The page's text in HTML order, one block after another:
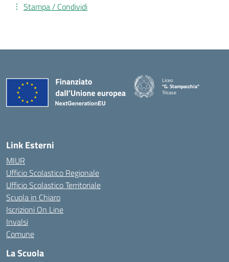
Stampa / Condividi
Liceo
"G. Stampacchia"
Tricase
Link Esterni
MIUR
Ufficio Scolastico Regionale
Ufficio Scolastico Territoriale
Scuola in Chiaro
Iscrizioni On Line
Invalsi
Comune
La Scuola